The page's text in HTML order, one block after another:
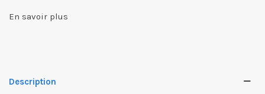
En savoir plus
Description